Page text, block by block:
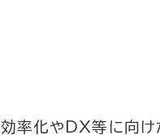
効率化やDX等に向